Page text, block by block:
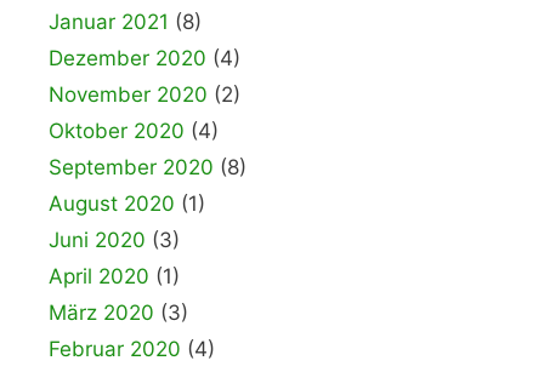
Januar 2021 (8)
Dezember 2020 (4)
November 2020 (2)
Oktober 2020 (4)
September 2020 (8)
August 2020 (1)
Juni 2020 (3)
April 2020 (1)
März 2020 (3)
Februar 2020 (4)